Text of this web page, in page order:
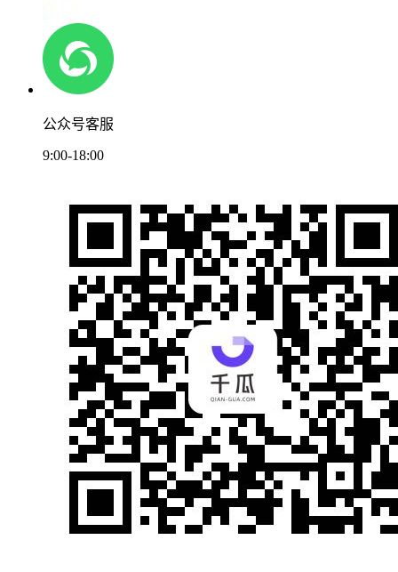
公众号客服
9:00-18:00